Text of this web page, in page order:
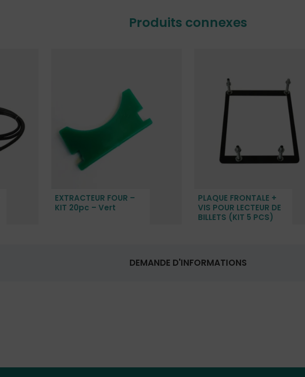
Produits connexes
EXTRACTEUR FOUR –
KIT 20pc – Vert
PLAQUE FRONTALE +
VIS POUR LECTEUR DE
BILLETS (KIT 5 PCS)
DEMANDE D'INFORMATIONS